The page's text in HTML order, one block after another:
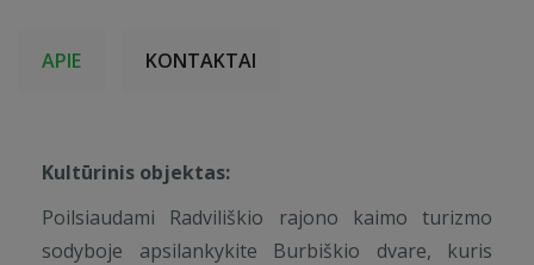
APIE KONTAKTAI
Kultūrinis objektas:
Poilsiaudami Radviliškio rajono kaimo turizmo
sodyboje apsilankykite Burbiškio dvare, kuris